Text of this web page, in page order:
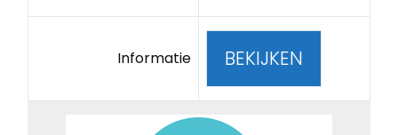
Informatie BEKIJKEN